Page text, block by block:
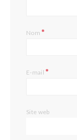
Nom*
E-mail*
Site web